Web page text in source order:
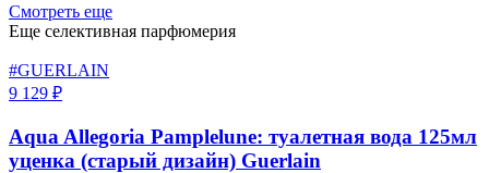
Смотреть еще
Еще селективная парфюмерия
#GUERLAIN
9 129 ₽
Aqua Allegoria Pamplelune: туалетная вода 125мл
уценка (старый дизайн) Guerlain